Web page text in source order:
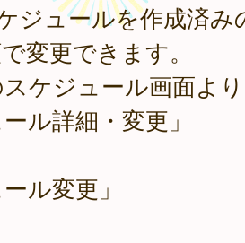
ジュールを作成済み
変更できます。
ケジュール画面より
ル詳細・変更」
ル変更」